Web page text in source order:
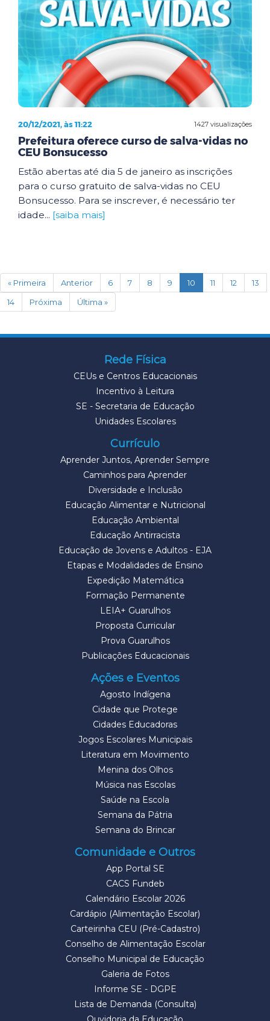
1427 visualizações
20/12/2021, às 11:22
Prefeitura oferece curso de salva-vidas no
CEU Bonsucesso
Estão abertas até dia 5 de janeiro as inscrições
para o curso gratuito de salva-vidas no CEU
Bonsucesso. Para se inscrever, é necessário ter
idade... [saiba mais]
« Primeira Anterior 6 7 8 9 10 (current)
11 12
13
14
Próxima Última »
Rede Física
CEUs e Centros Educacionais
Incentivo à Leitura
SE - Secretaria de Educação
Unidades Escolares
Currículo
Aprender Juntos, Aprender Sempre
Caminhos para Aprender
Diversidade e Inclusão
Educação Alimentar e Nutricional
Educação Ambiental
Educação Antirracista
Educação de Jovens e Adultos - EJA
Etapas e Modalidades de Ensino
Expedição Matemática
Formação Permanente
LEIA+ Guarulhos
Proposta Curricular
Prova Guarulhos
Publicações Educacionais
Ações e Eventos
Agosto Indígena
Cidade que Protege
Cidades Educadoras
Jogos Escolares Municipais
Literatura em Movimento
Menina dos Olhos
Música nas Escolas
Saúde na Escola
Semana da Pátria
Semana do Brincar
Comunidade e Outros
App Portal SE
CACS Fundeb
Calendário Escolar 2026
Cardápio (Alimentação Escolar)
Carteirinha CEU (Pré-Cadastro)
Conselho de Alimentação Escolar
Conselho Municipal de Educação
Galeria de Fotos
Informe SE - DGPE
Lista de Demanda (Consulta)